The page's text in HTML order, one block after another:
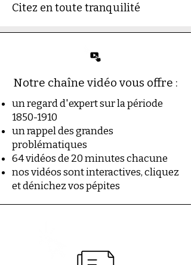
Citez en toute tranquilité
Notre chaîne vidéo vous offre :
un regard d'expert sur la période
1850-1910
un rappel des grandes
problématiques
64 vidéos de 20 minutes chacune
nos vidéos sont interactives, cliquez
et dénichez vos pépites